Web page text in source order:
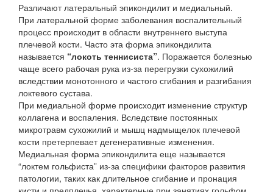
Различают латеральный эпикондилит и медиальный.
При латеральной форме заболевания воспалительный
процесс происходит в области внутреннего выступа
плечевой кости. Часто эта форма эпикондилита
называется “локоть теннисиста”. Поражается болезнью
чаще всего рабочая рука из-за перегрузки сухожилий
вследствии монотонного и частого сгибания и разгибания
локтевого сустава.
При медиальной форме происходит изменение структур
коллагена и воспаления. Вследствие постоянных
микротравм сухожилий и мышц надмыщелок плечевой
кости претерпевает дегенеративные изменения.
Медиальная форма эпикондилита еще называется
“локтем гольфиста” из-за специфики факторов развития
патологии, таких как длительное сгибание и пронация